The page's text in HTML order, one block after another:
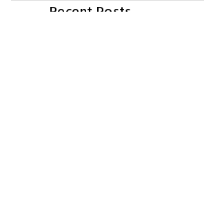
Recent Posts